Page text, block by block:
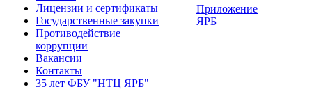
Лицензии и сертификаты
Государственные закупки
Противодействие
коррупции
Вакансии
Контакты
35 лет ФБУ "НТЦ ЯРБ"
Приложение
ЯРБ